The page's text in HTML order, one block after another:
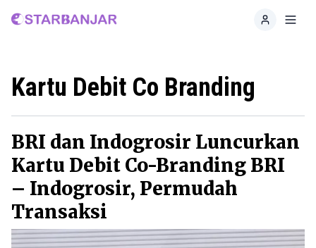
Home
Kartu Debit Co Branding
BRI dan Indogrosir Luncurkan
Kartu Debit Co-Branding BRI
– Indogrosir, Permudah
Transaksi